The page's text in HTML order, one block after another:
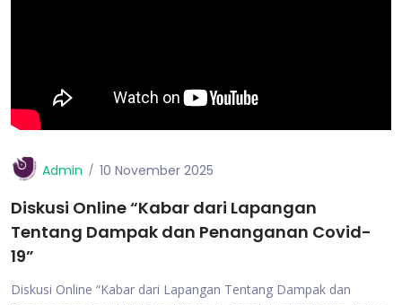
Admin 10 November 2025
Diskusi Online “Kabar dari Lapangan
Tentang Dampak dan Penanganan Covid-
19”
Diskusi Online “Kabar dari Lapangan Tentang Dampak dan